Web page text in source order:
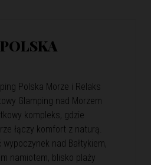
Polska Morze i Relaks
Glamping nad Morzem
kompleks, gdzie
łączy komfort z naturą.
nad Bałtykiem,
namiotem, blisko plaży